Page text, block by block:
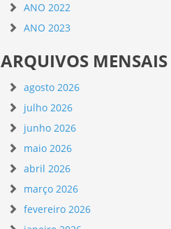
ANO 2022
ANO 2023
ARQUIVOS MENSAIS
agosto 2026
julho 2026
junho 2026
maio 2026
abril 2026
março 2026
fevereiro 2026